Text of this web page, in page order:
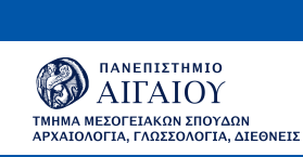
στο
περιεχόμενο